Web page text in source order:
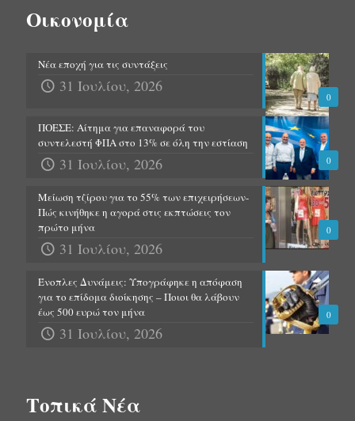
Οικονομία
0
Νέα εποχή για τις συντάξεις
31 Ιουλίου, 2026
0
ΠΟΕΣΕ: Αίτημα για επαναφορά του
συντελεστή ΦΠΑ στο 13% σε όλη την εστίαση
31 Ιουλίου, 2026
0
Μείωση τζίρου για το 55% των επιχειρήσεων-
Πώς κινήθηκε η αγορά στις εκπτώσεις τον
πρώτο μήνα
31 Ιουλίου, 2026
0
Ένοπλες Δυνάμεις: Υπογράφηκε η απόφαση
για το επίδομα διοίκησης – Ποιοι θα λάβουν
έως 500 ευρώ τον μήνα
31 Ιουλίου, 2026
Τοπικά Νέα